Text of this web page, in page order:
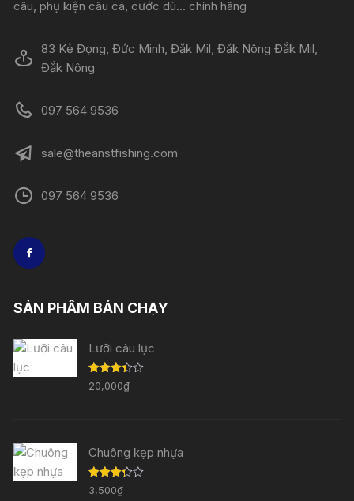
câu, phụ kiện câu cá, cước dù... chính hãng
83 Kẻ Đọng, Đức Minh, Đăk Mil, Đăk Nông Đắk Mil,
Đắk Nông
097 564 9536
sale@theanstfishing.com
097 564 9536
SẢN PHẨM BÁN CHẠY
Lưỡi câu lục
Được
xếp
20,000₫
Chuông kẹp nhựa
Được
xếp
3,500₫